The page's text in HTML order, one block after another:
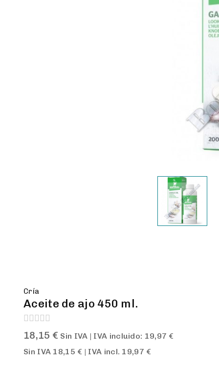
Cría
Aceite de ajo 450 ml.
0
out
of
5
18,15 € Sin IVA | IVA incluido: 19,97 €
Sin IVA 18,15 € | IVA incl. 19,97 €